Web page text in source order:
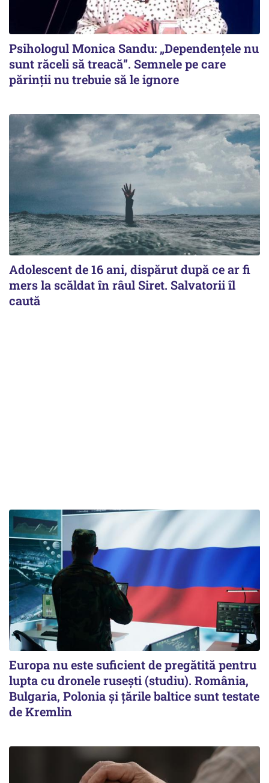
Psihologul Monica Sandu: „Dependențele nu
sunt răceli să treacă”. Semnele pe care
părinții nu trebuie să le ignore
Adolescent de 16 ani, dispărut după ce ar fi
mers la scăldat în râul Siret. Salvatorii îl
caută
Europa nu este suficient de pregătită pentru
lupta cu dronele rusești (studiu). România,
Bulgaria, Polonia și țările baltice sunt testate
de Kremlin